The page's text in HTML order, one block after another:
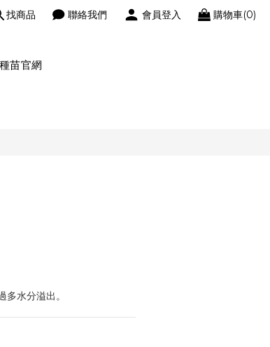
找商品 聯絡我們 會員登入 購物車(0)
苗官網
水分溢出。